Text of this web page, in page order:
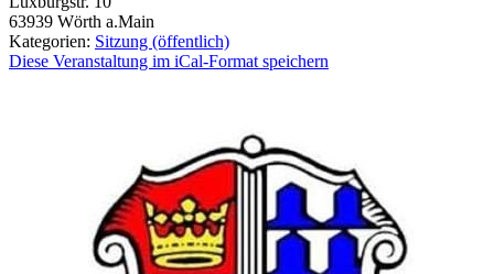
63939 Wörth a.Main
Kategorien: Sitzung (öffentlich)
Diese Veranstaltung im iCal-Format speichern